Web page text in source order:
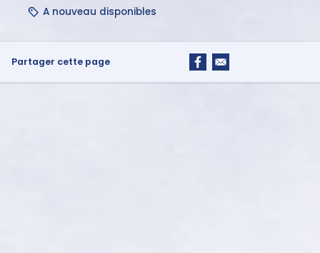
A nouveau disponibles
Partager cette page